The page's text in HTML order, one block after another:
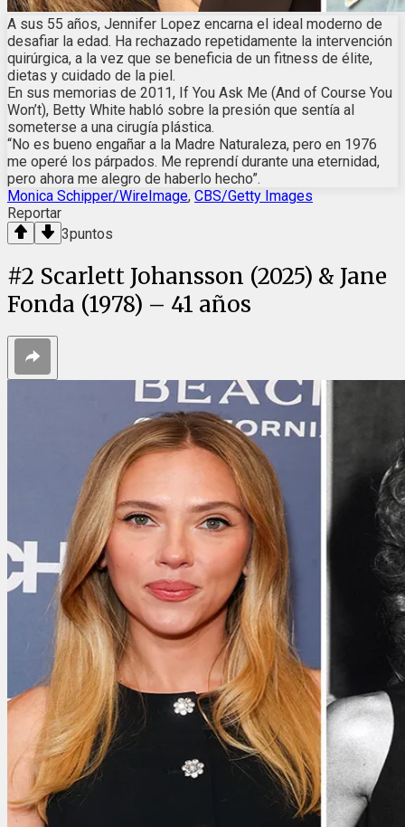
A sus 55 años, Jennifer Lopez encarna el ideal moderno de
desafiar la edad. Ha rechazado repetidamente la intervención
quirúrgica, a la vez que se beneficia de un fitness de élite,
dietas y cuidado de la piel.
En sus memorias de 2011, If ​​You Ask Me (And of Course You
Won’t), Betty White habló sobre la presión que sentía al
someterse a una cirugía plástica.
“No es bueno engañar a la Madre Naturaleza, pero en 1976
me operé los párpados. Me reprendí durante una eternidad,
pero ahora me alegro de haberlo hecho”.
Monica Schipper/WireImage, CBS/Getty Images
Reportar
3puntos
#2 Scarlett Johansson (2025) & Jane
Fonda (1978) – 41 años